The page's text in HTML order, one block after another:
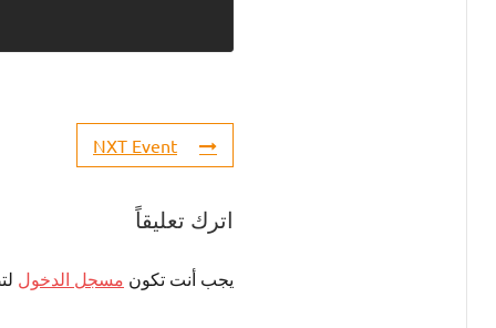
NXT Event
اترك تعليقاً
يجب أنت تكون مسجل الدخول